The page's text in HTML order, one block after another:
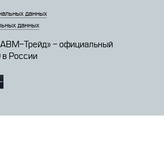
данных
данных
Трейд» - официальный
в России